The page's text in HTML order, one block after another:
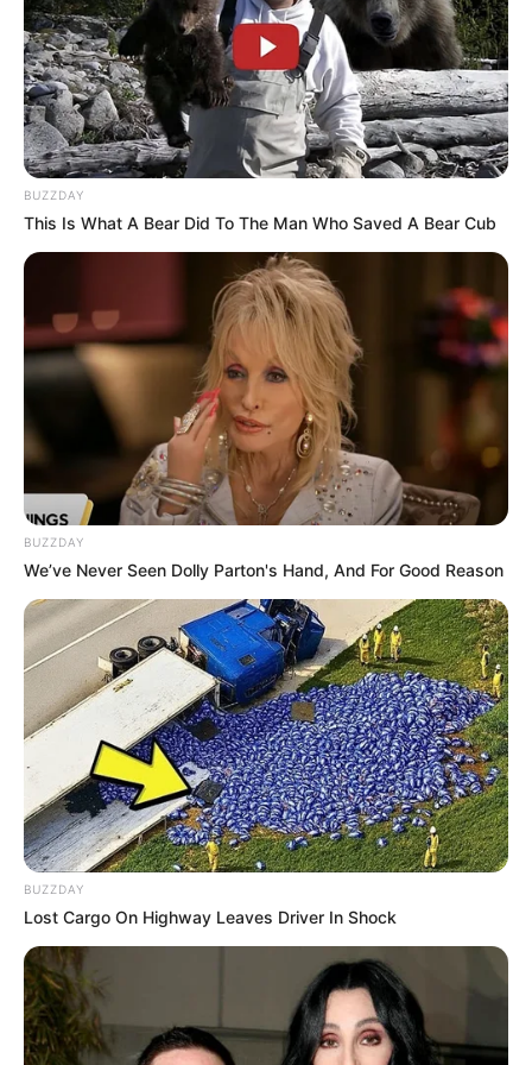
Jiwon fromis_9
BUZZDAY
This Is What A Bear Did To The Man Who Saved A Bear Cub
BUZZDAY
We’ve Never Seen Dolly Parton's Hand, And For Good Reason
BUZZDAY
Lost Cargo On Highway Leaves Driver In Shock